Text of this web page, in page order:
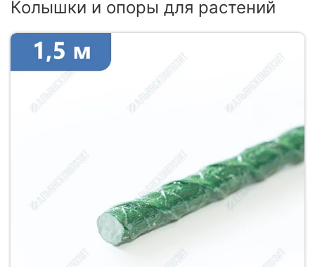
Колышки и опоры для растений